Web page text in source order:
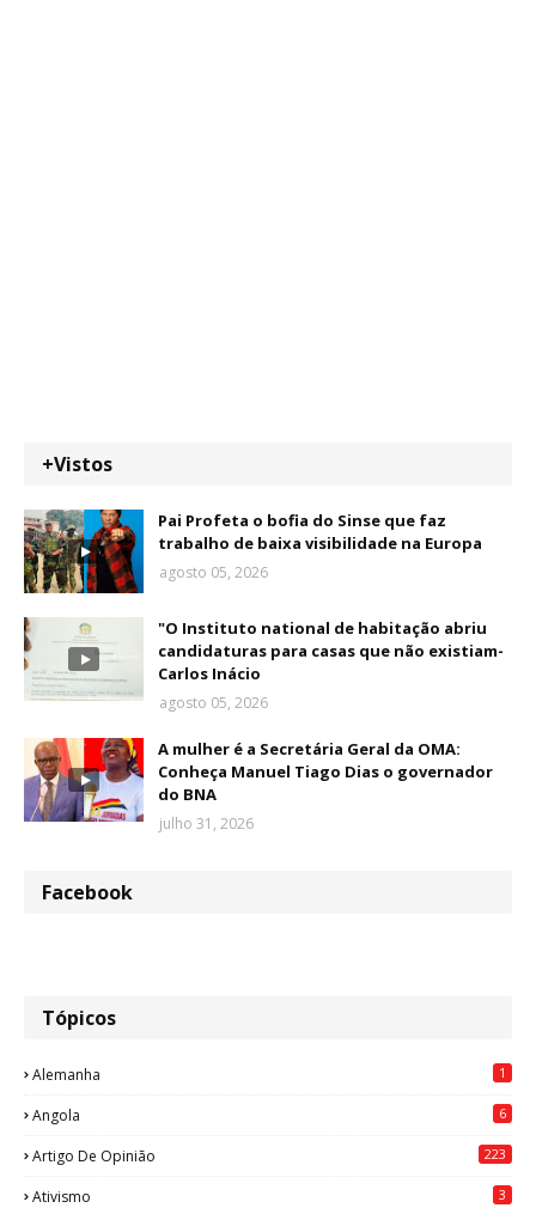
+Vistos
Pai Profeta o bofia do Sinse que faz
trabalho de baixa visibilidade na Europa
agosto 05, 2026
"O Instituto national de habitação abriu
candidaturas para casas que não existiam-
Carlos Inácio
agosto 05, 2026
A mulher é a Secretária Geral da OMA:
Conheça Manuel Tiago Dias o governador
do BNA
julho 31, 2026
Facebook
Tópicos
Alemanha 1
Angola 6
Artigo De Opinião 223
Ativismo 3